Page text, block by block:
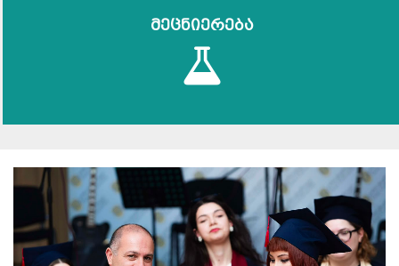
მეცნიერება